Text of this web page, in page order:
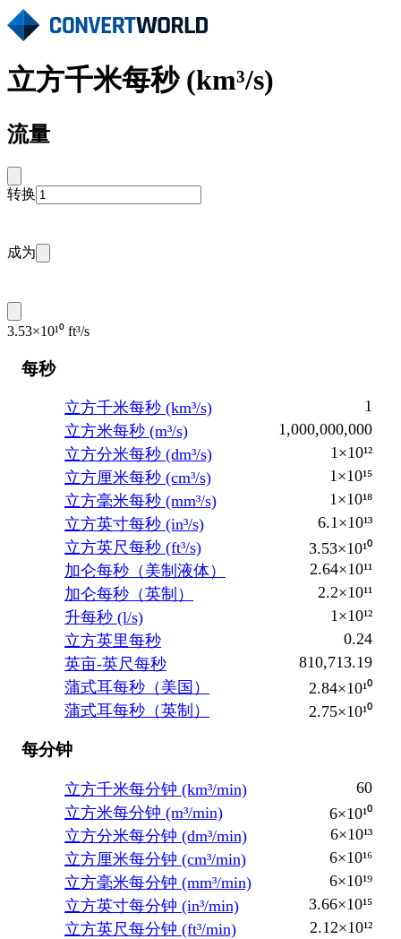
立方千米每秒 (km³/s)
流量
转换
成为
3.53×10¹⁰ ft³/s
每秒
立方千米每秒 (km³/s)
1
立方米每秒 (m³/s)
1,000,000,000
立方分米每秒 (dm³/s)
1×10¹²
立方厘米每秒 (cm³/s)
1×10¹⁵
立方毫米每秒 (mm³/s)
1×10¹⁸
立方英寸每秒 (in³/s)
6.1×10¹³
立方英尺每秒 (ft³/s)
3.53×10¹⁰
加仑每秒（美制液体）
2.64×10¹¹
加仑每秒（英制）
2.2×10¹¹
升每秒 (l/s)
1×10¹²
立方英里每秒
0.24
英亩-英尺每秒
810,713.19
蒲式耳每秒（美国）
2.84×10¹⁰
蒲式耳每秒（英制）
2.75×10¹⁰
每分钟
立方千米每分钟 (km³/min)
60
立方米每分钟 (m³/min)
6×10¹⁰
立方分米每分钟 (dm³/min)
6×10¹³
立方厘米每分钟 (cm³/min)
6×10¹⁶
立方毫米每分钟 (mm³/min)
6×10¹⁹
立方英寸每分钟 (in³/min)
3.66×10¹⁵
立方英尺每分钟 (ft³/min)
2.12×10¹²